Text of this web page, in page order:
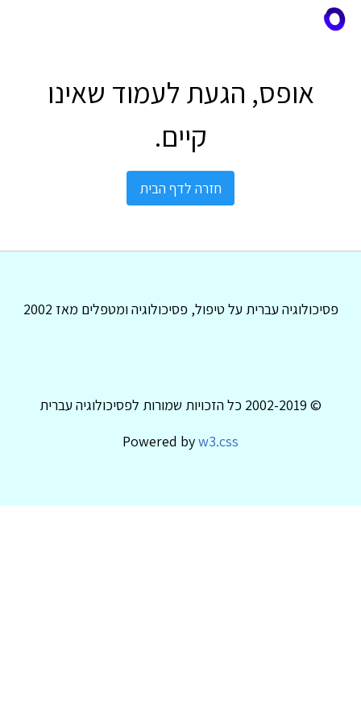
אופס, הגעת לעמוד שאינו
קיים.
חזרה לדף הבית
פסיכולוגיה עברית על טיפול, פסיכולוגיה ומטפלים מאז 2002
© 2002-2019 כל הזכויות שמורות לפסיכולוגיה עברית
Powered byw3.css